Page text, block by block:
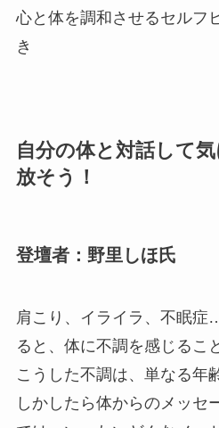
心と体を調和させるセルフ
き
自分の体と対話して
放そう！
登壇者：野里しほ氏
肩こり、イライラ、不眠
ると、体に不調を感じるこ
こうした不調は、単なる年
しかしたら体からのメッセ